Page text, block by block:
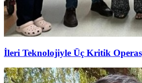
İleri Teknolojiyle Üç Kritik